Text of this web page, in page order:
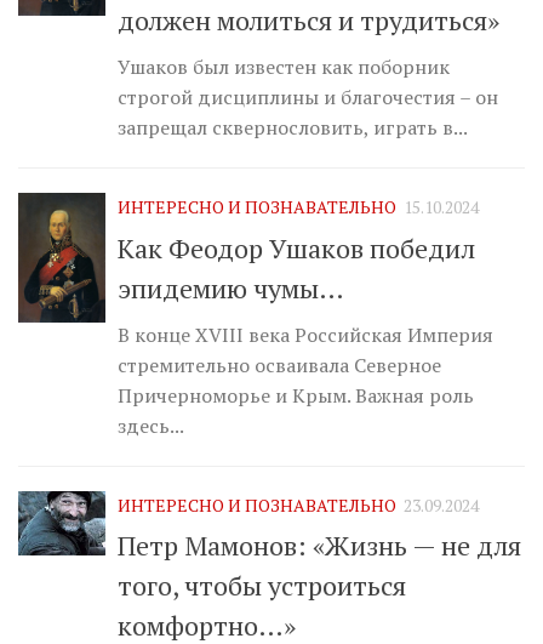
должен молиться и трудиться»
Ушаков был известен как поборник
строгой дисциплины и благочестия – он
запрещал сквернословить, играть в...
ИНТЕРЕСНО И ПОЗНАВАТЕЛЬНО 15.10.2024
Как Феодор Ушаков победил
эпидемию чумы…
В конце XVIII века Российская Империя
стремительно осваивала Северное
Причерноморье и Крым. Важная роль
здесь...
ИНТЕРЕСНО И ПОЗНАВАТЕЛЬНО 23.09.2024
Петр Мамонов: «Жизнь — не для
того, чтобы устроиться
комфортно…»